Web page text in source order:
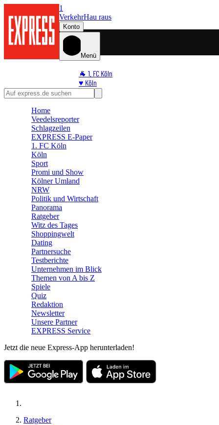
1
VerkehrHau raus
Konto
Menü
🐐 1. FC Köln
♥️ Köln
⭐ Promi
🛒 Shoppingwelt
Home
Veedelsreporter
Schlagzeilen
EXPRESS E-Paper
1. FC Köln
Köln
Sport
Promi und Show
Kölner Umland
NRW
Politik und Wirtschaft
Panorama
Ratgeber
Witz des Tages
Shoppingwelt
Dating
Partnersuche
Testberichte
Unternehmen im Blick
Themen von A bis Z
Spiele
Quiz
Redaktion
Newsletter
Unsere Partner
EXPRESS Service
Jetzt die neue Express-App herunterladen!
Ratgeber